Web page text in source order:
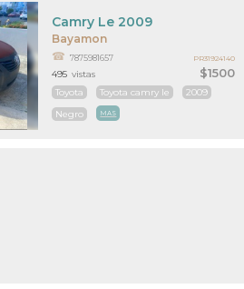
Bayamon
$1500
Camry Le 2009
7875981657
Toyota Toyota camry le
2009
Negro
MAS
495 vistas
PR31924140